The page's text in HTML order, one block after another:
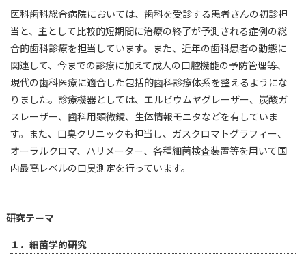
医科歯科総合病院においては、歯科を受診する患者さんの初診担
当と、主として比較的短期間に治療の終了が予測される症例の総
合的歯科診療を担当しています。また、近年の歯科患者の動態に
関連して、今までの診療に加えて成人の口腔機能の予防管理等、
現代の歯科医療に適合した包括的歯科診療体系を整えるようにな
りました。診療機器としては、エルビウムヤグレーザー、炭酸ガ
スレーザー、歯科用顕微鏡、生体情報モニタなどを有していま
す。また、口臭クリニックも担当し、ガスクロマトグラフィー、
オーラルクロマ、ハリメーター、各種細菌検査装置等を用いて国
内最高レベルの口臭測定を行っています。
研究テーマ
１．細菌学的研究